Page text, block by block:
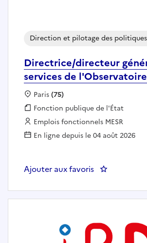
Directrice/directeur
services de
Direction et pilotage des
Localisation :
Paris(75)
Fonction publique :
Fonction publique de l'État
Employeur :
Emplois fonctionnels MESR
En ligne depuis le 04 août 2026
Ajouter aux favoris : Directrice/